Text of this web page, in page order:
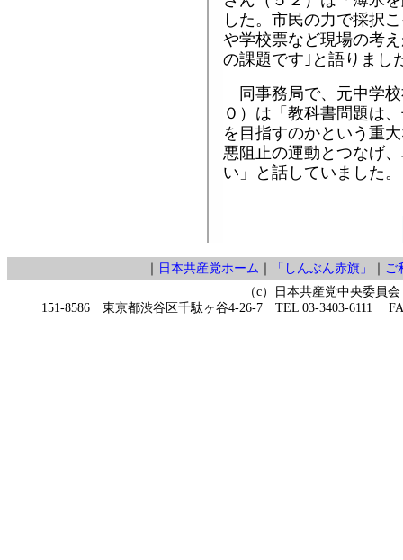
した。市民の力で採択
や学校票など現場の考
の課題です｣と語りまし
同事務局で、元中学
０）は「教科書問題は
を目指すのかという重
悪阻止の運動とつなげ
い」と話していました。
｜ 日本共産党ホーム ｜ 「しんぶん赤旗」 ｜ ご
（c）日本共産党中央委員会
151-8586 東京都渋谷区千駄ヶ谷4-26-7 TEL 03-3403-6111